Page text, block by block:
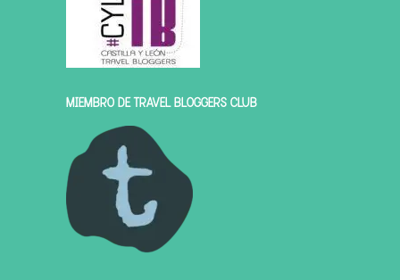
MIEMBRO DE TRAVEL BLOGGERS CLUB